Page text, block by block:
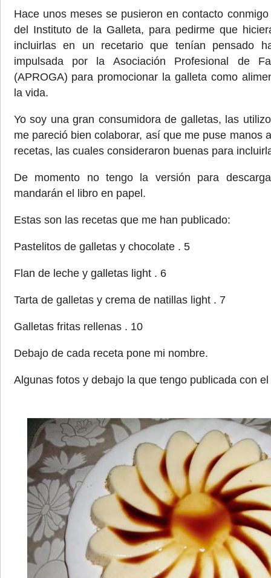
Hace unos meses se pusieron en contacto
del Instituto de la Galleta, para pedirme que
incluirlas en un recetario que tenían pensado
impulsada por la Asociación Profesional de
(APROGA) para promocionar la galleta como
la vida.
Yo soy una gran consumidora de galletas, las
me pareció bien colaborar, así que me puse manos
recetas, las cuales consideraron buenas para
De momento no tengo la versión para
mandarán el libro en papel.
Estas son las recetas que me han publicado:
Pastelitos de galletas y chocolate . 5
Flan de leche y galletas light . 6
Tarta de galletas y crema de natillas light . 7
Galletas fritas rellenas . 10
Debajo de cada receta pone mi nombre.
Algunas fotos y debajo la que tengo publicada con